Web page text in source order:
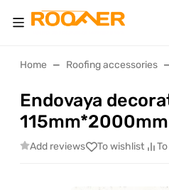
Home Roofing accessories
Endovaya
115mm*2000mm
Add reviews To wishlist